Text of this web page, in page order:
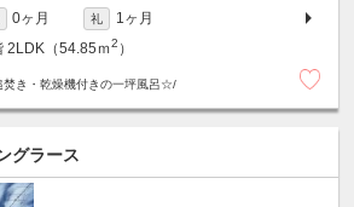
0ヶ月 礼
1ヶ月
2LDK（54.85ｍ2 ）
焚き・乾燥機付きの一坪風呂☆/
グラース